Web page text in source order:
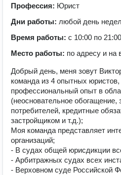
Профессия: Юрист
Дни работы: любой день
Время работы: с 10:00 по 21:00
Место работы: по адресу и на
Добрый день, меня зовут
команда из 4 опытных
профессиональный опыт в
(неосновательное обогащение,
потребителей, кредитные
застройщиком и т.д.);
Моя команда представляет
организаций;
- В судах общей юрисдикции
- Арбитражных судах всех
- Верховном суде Российской